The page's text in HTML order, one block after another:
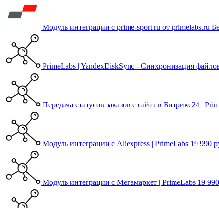
Модуль интеграции с prime-sport.ru от primelabs.ru
PrimeLabs | YandexDiskSync - Синхронизация
Передача статусов заказов с сайта в Битрикс24 |
Модуль интеграции с Aliexpress | PrimeLabs 19 990
Модуль интеграции с Мегамаркет | PrimeLabs 19